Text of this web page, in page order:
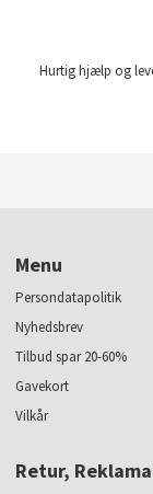
Hurtig hjælp og
Menu
Persondatapolitik
Nyhedsbrev
Tilbud spar 20-60%
Gavekort
Vilkår
Retur,